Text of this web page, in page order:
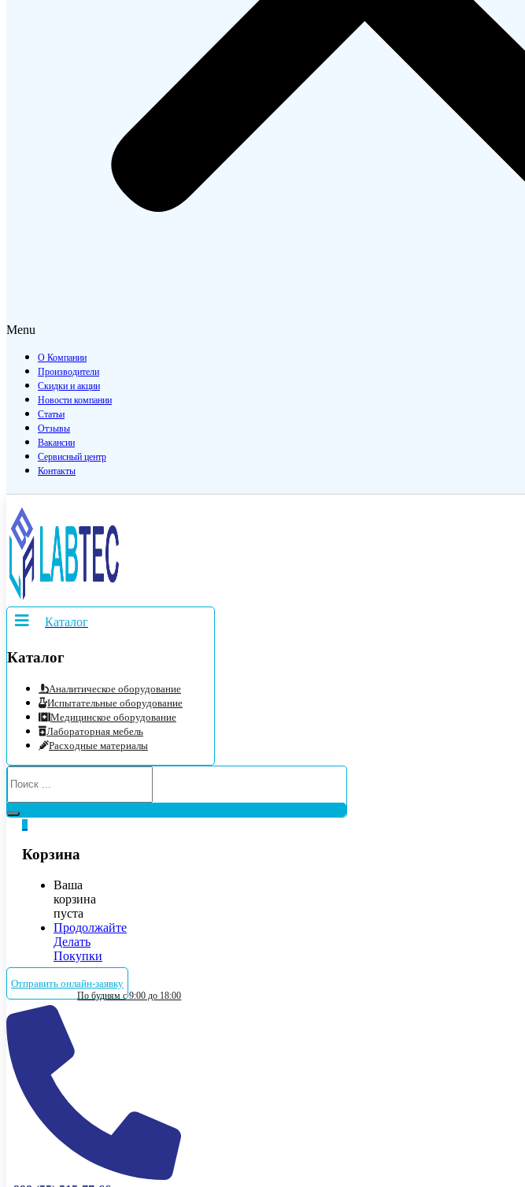
Menu
О Компании
Производители
Скидки и акции
Новости компании
Статьи
Отзывы
Вакансии
Сервисный центр
Контакты
Каталог
Каталог
Аналитическое оборудование
Испытательные оборудование
Медицинское оборудование
Лабораторная мебель
Расходные материалы
Корзина
Ваша
корзина
пуста
Продолжайте
Делать
Покупки
Отправить онлайн-заявку
По будням с 9:00 до 18:00